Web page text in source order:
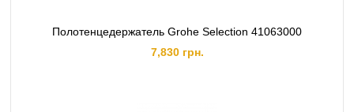
Полотенцедержатель Grohe Selection 41063000
7,830 грн.